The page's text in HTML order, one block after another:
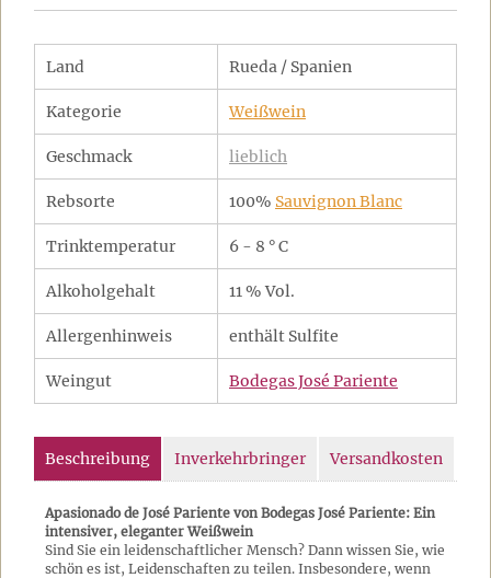
Land Rueda / Spanien
Kategorie Weißwein
Geschmack lieblich
Rebsorte 100% Sauvignon Blanc
Trinktemperatur 6 - 8 ° C
Alkoholgehalt 11 % Vol.
Allergenhinweis enthält Sulfite
Weingut Bodegas José Pariente
Beschreibung Inverkehrbringer Versandkosten
Apasionado de José Pariente von Bodegas José Pariente: Ein
intensiver, eleganter Weißwein
Sind Sie ein leidenschaftlicher Mensch? Dann wissen Sie, wie
schön es ist, Leidenschaften zu teilen. Insbesondere, wenn